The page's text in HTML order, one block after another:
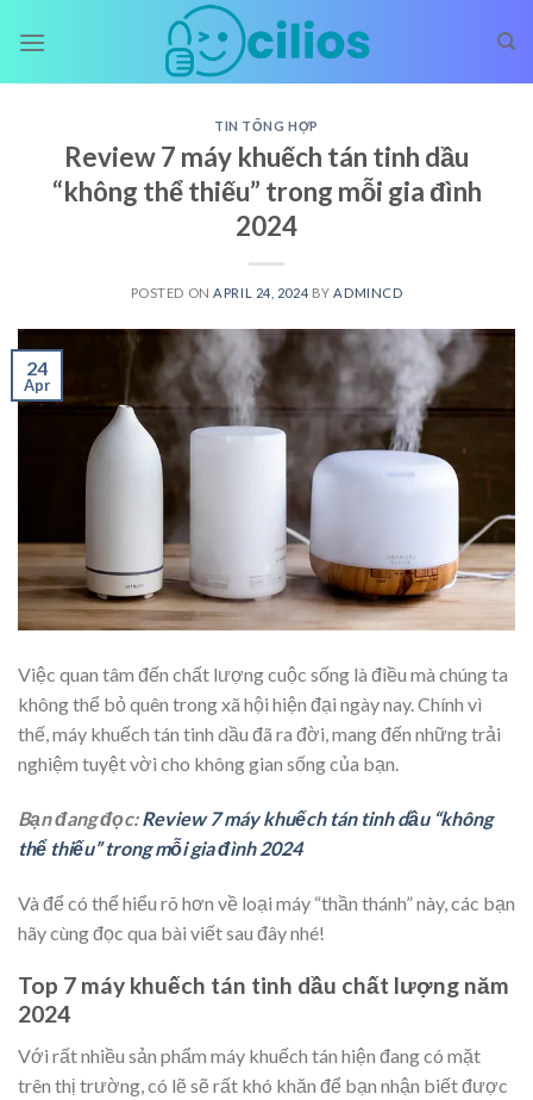
TIN TỔNG HỢP
Review 7 máy khuếch tán tinh dầu
“không thể thiếu” trong mỗi gia đình
2024
POSTED ON APRIL 24, 2024 BY ADMINCD
24
Apr
Việc quan tâm đến chất lượng cuộc sống là điều mà chúng ta
không thể bỏ quên trong xã hội hiện đại ngày nay. Chính vì
thế, máy khuếch tán tinh dầu đã ra đời, mang đến những trải
nghiệm tuyệt vời cho không gian sống của bạn.
Bạn đang đọc:Review 7 máy khuếch tán tinh dầu “không
thể thiếu” trong mỗi gia đình 2024
Và để có thể hiểu rõ hơn về loại máy “thần thánh” này, các bạn
hãy cùng đọc qua bài viết sau đây nhé!
Top 7 máy khuếch tán tinh dầu chất lượng năm
2024
Với rất nhiều sản phẩm máy khuếch tán hiện đang có mặt
trên thị trường, có lẽ sẽ rất khó khăn để bạn nhận biết được